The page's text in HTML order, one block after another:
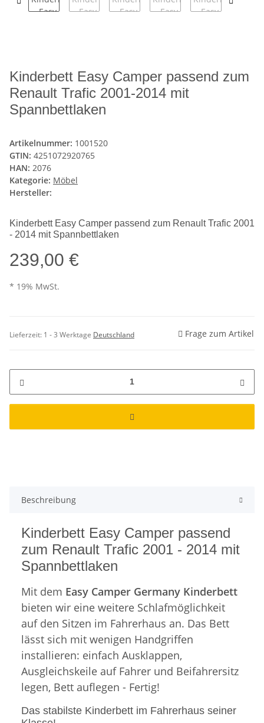
Kinderbett Easy Camper passend zum
Renault Trafic 2001-2014 mit
Spannbettlaken
Artikelnummer: 1001520
GTIN: 4251072920765
HAN: 2076
Kategorie: Möbel
Hersteller:
Kinderbett Easy Camper passend zum Renault Trafic 2001
- 2014 mit Spannbettlaken
239,00 €
* 19% MwSt.
Lieferzeit: 1 - 3 Werktage Deutschland Frage zum Artikel
Beschreibung
Kinderbett Easy Camper passend
zum Renault Trafic 2001 - 2014 mit
Spannbettlaken
Mit dem Easy Camper Germany Kinderbett
bieten wir eine weitere Schlafmöglichkeit
auf den Sitzen im Fahrerhaus an. Das Bett
lässt sich mit wenigen Handgriffen
installieren: einfach Ausklappen,
Ausgleichskeile auf Fahrer und Beifahrersitz
legen, Bett auflegen - Fertig!
Das stabilste Kinderbett im Fahrerhaus seiner